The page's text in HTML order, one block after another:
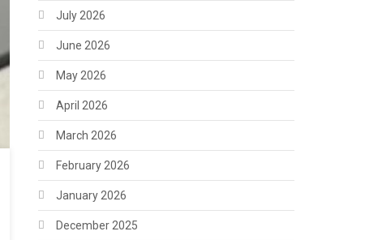
July 2026
June 2026
May 2026
April 2026
March 2026
February 2026
January 2026
December 2025